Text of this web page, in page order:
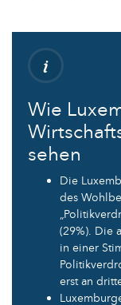
Wie
sehen
Die
des
(29%). Die
in einer
erst an